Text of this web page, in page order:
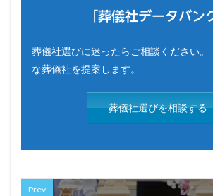
「葬儀社データバン
葬儀社選びに迷ったらご相談ください。
な葬儀社を提案します。
葬儀社選びを相談する
Prev